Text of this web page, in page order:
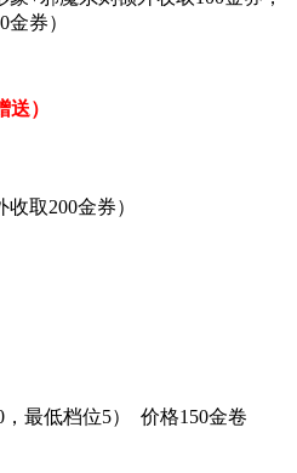
券）
）
取200金券）
，最低档位5） 价格150金卷